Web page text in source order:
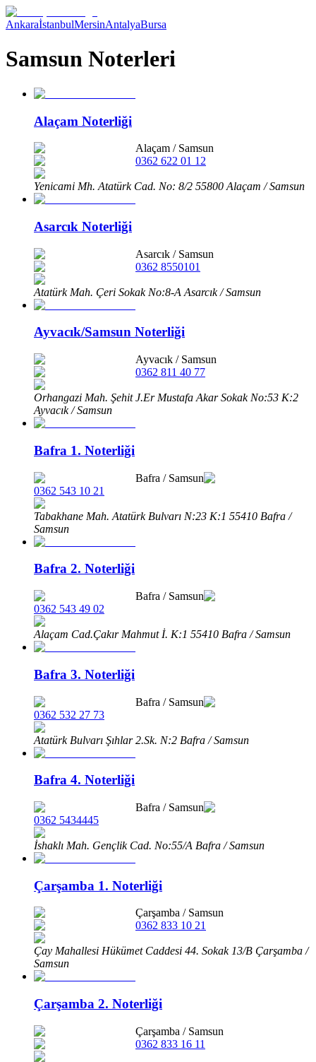
AnkaraİstanbulMersinAntalyaBursa
Samsun Noterleri
Alaçam Noterliği
Alaçam / Samsun
0362 622 01 12
Yenicami Mh. Atatürk Cad. No: 8/2 55800 Alaçam / Samsun
Asarcık Noterliği
Asarcık / Samsun
0362 8550101
Atatürk Mah. Çeri Sokak No:8-A Asarcık / Samsun
Ayvacık/Samsun Noterliği
Ayvacık / Samsun
0362 811 40 77
Orhangazi Mah. Şehit J.Er Mustafa Akar Sokak No:53 K:2
Ayvacık / Samsun
Bafra 1. Noterliği
Bafra / Samsun
0362 543 10 21
Tabakhane Mah. Atatürk Bulvarı N:23 K:1 55410 Bafra /
Samsun
Bafra 2. Noterliği
Bafra / Samsun
0362 543 49 02
Alaçam Cad.Çakır Mahmut İ. K:1 55410 Bafra / Samsun
Bafra 3. Noterliği
Bafra / Samsun
0362 532 27 73
Atatürk Bulvarı Şıhlar 2.Sk. N:2 Bafra / Samsun
Bafra 4. Noterliği
Bafra / Samsun
0362 5434445
İshaklı Mah. Gençlik Cad. No:55/A Bafra / Samsun
Çarşamba 1. Noterliği
Çarşamba / Samsun
0362 833 10 21
Çay Mahallesi Hükümet Caddesi 44. Sokak 13/B Çarşamba /
Samsun
Çarşamba 2. Noterliği
Çarşamba / Samsun
0362 833 16 11